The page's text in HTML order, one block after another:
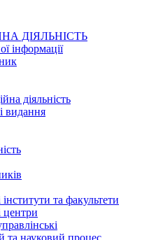
ДІЯЛЬНІСТЬ
інформації
діяльність
видання
та факультети
центри
та науковий процес